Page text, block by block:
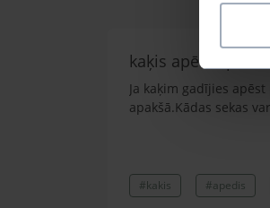
kaķis apēdis plēvi
Ja kaķim gadījies
apakšā.Kādas sekas
#kakis #apedis